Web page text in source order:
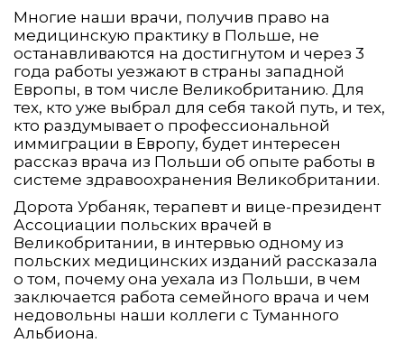
Многие наши врачи, получив право на
медицинскую практику в Польше, не
останавливаются на достигнутом и через 3
года работы уезжают в страны западной
Европы, в том числе Великобританию. Для
тех, кто уже выбрал для себя такой путь, и тех,
кто раздумывает о профессиональной
иммиграции в Европу, будет интересен
рассказ врача из Польши об опыте работы в
системе здравоохранения Великобритании.
Дорота Урбаняк, терапевт и вице-президент
Ассоциации польских врачей в
Великобритании, в интервью одному из
польских медицинских изданий рассказала
о том, почему она уехала из Польши, в чем
заключается работа семейного врача и чем
недовольны наши коллеги с Туманного
Альбиона.